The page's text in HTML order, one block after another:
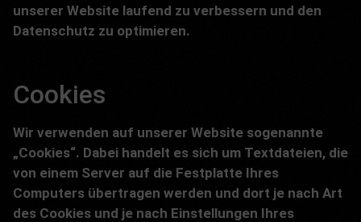
unserer Website laufend zu verbessern und den
Datenschutz zu optimieren.
Cookies
Wir verwenden auf unserer Website sogenannte
„Cookies“. Dabei handelt es sich um Textdateien, die
von einem Server auf die Festplatte Ihres
Computers übertragen werden und dort je nach Art
des Cookies und je nach Einstellungen Ihres